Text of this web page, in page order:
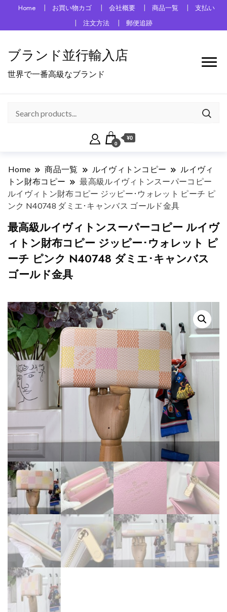
Home お買い物カゴ 会社概要 商品一覧
支払い
注文方法
郵便追跡
ブランド並行輸入店
世界で一番高級なブランド
0
¥0
Home 商品一覧 ルイヴィトンコピー
ルイヴィ
トン財布コピー
最高級ルイヴィトンスーパーコピー
ルイヴィトン財布コピー ジッピー･ウォレット ピーチ ピ
ンク N40748 ダミエ･キャンバス ゴールド金具
最高級ルイヴィトンスーパーコピー ルイヴ
ィトン財布コピー ジッピー･ウォレット ピ
ーチ ピンク N40748 ダミエ･キャンバス
ゴールド金具